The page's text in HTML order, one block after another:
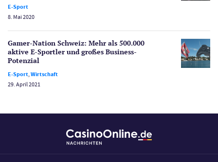
Wetten
Wirtschaft
Slot Freispiele
E-Sport
8. Mai 2020
Gamer-Nation Schweiz: Mehr als 500.000
aktive E-Sportler und großes Business-
Potenzial
E-Sport,Wirtschaft
29. April 2021